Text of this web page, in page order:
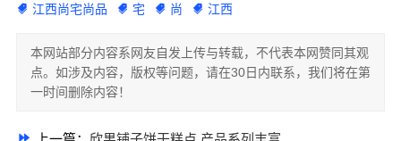
江西尚宅尚品 宅 尚 江西
本网站部分内容系网友自发上传与转载，不代表本网赞同其观
点。如涉及内容，版权等问题，请在30日内联系，我们将在第
一时间删除内容！